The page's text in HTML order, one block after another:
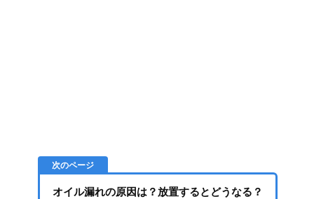
オイル漏れの原因は？放置するとどうなる？